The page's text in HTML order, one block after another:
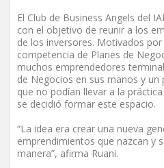
El Club de Business Angels del
con el objetivo de reunir a los
de los inversores. Motivados
competencia de Planes de
muchos emprendedores
de Negocios en sus manos y
que no podían llevar a la
se decidió formar este espacio.
“La idea era crear una nueva
emprendimientos que nazcan y
manera”, afirma Ruani.